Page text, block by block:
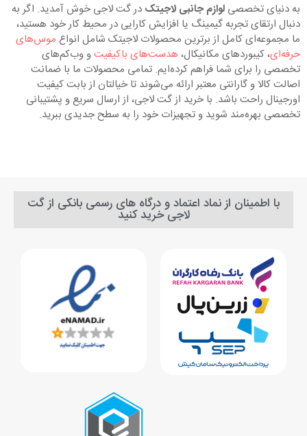
به دنیای تخصصیلوازم جانبی لاجیتکدر گت لاجی خوش آمدید. اگر به
دنبال ارتقای تجربه گیمینگ یا افزایش کارایی در محیط کار خود هستید،
ما مجموعه‌ای کامل از برترین محصولات لاجیتک شامل انواعموس‌های
حرفه‌ای، کیبوردهای مکانیکال،هدست‌های باکیفیتو وب‌کم‌های
تخصصی را برای شما فراهم کرده‌ایم. تمامی محصولات ما با ضمانت
اصالت کالا و گارانتی معتبر ارائه می‌شوند تا خیالتان از بابت کیفیت
اورجینال راحت باشد. با خرید از گت لاجی، از ارسال سریع و پشتیبانی
تخصصی بهره‌مند شوید و تجهیزات خود را به سطح جدیدی ببرید.
با اطمینان از نماد اعتماد و درگاه های رسمی بانکی از گت
لاجی خرید کنید